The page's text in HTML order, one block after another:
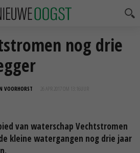
nog drie
VOORHORST 26 APR 2017 OM 13:16
van waterschap Vechtstromen
kleine watergangen nog drie jaar